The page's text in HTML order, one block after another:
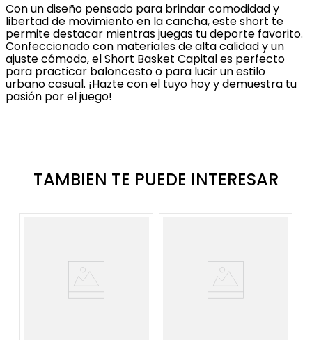
Con un diseño pensado para brindar comodidad y
libertad de movimiento en la cancha, este short te
permite destacar mientras juegas tu deporte favorito.
Confeccionado con materiales de alta calidad y un
ajuste cómodo, el Short Basket Capital es perfecto
para practicar baloncesto o para lucir un estilo
urbano casual. ¡Hazte con el tuyo hoy y demuestra tu
pasión por el juego!
TAMBIEN TE PUEDE INTERESAR